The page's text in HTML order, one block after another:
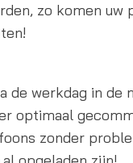
zo komen uw
de werkdag in de
optimaal
zonder